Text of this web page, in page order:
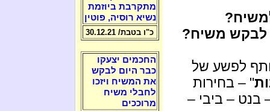
לבקש משיח?
לפשע של
" – בחירות
בנט – ביבי –
מתקרבת ביוזמת
נשיא רוסיה, פוטין
כ"ו בטבת/ 30.12.21
החכמים יצעקו
כבר היום לבקש
את המשיח ויזכו
לחבלי משיח
מרוככים